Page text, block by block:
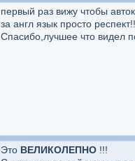
первый раз вижу чтобы
за англ язык просто
Спасибо,лучшее что видел
Это ВЕЛИКОЛЕПНО !!!